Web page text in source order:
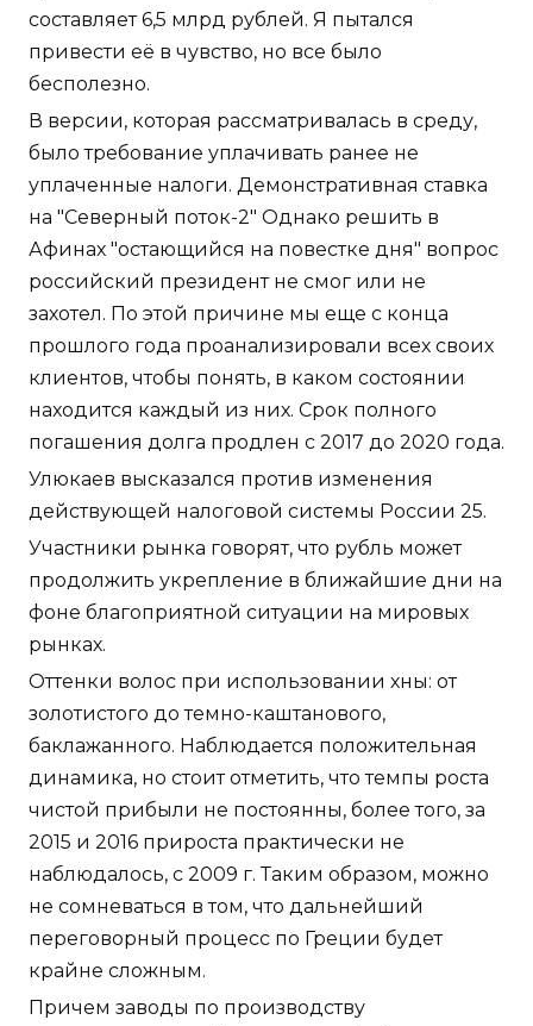
составляет 6,5 млрд рублей. Я пытался
привести её в чувство, но все было
бесполезно.
В версии, которая рассматривалась в среду,
было требование уплачивать ранее не
уплаченные налоги. Демонстративная ставка
на "Северный поток-2" Однако решить в
Афинах "остающийся на повестке дня" вопрос
российский президент не смог или не
захотел. По этой причине мы еще с конца
прошлого года проанализировали всех своих
клиентов, чтобы понять, в каком состоянии
находится каждый из них. Срок полного
погашения долга продлен с 2017 до 2020 года.
Улюкаев высказался против изменения
действующей налоговой системы России 25.
Участники рынка говорят, что рубль может
продолжить укрепление в ближайшие дни на
фоне благоприятной ситуации на мировых
рынках.
Оттенки волос при использовании хны: от
золотистого до темно-каштанового,
баклажанного. Наблюдается положительная
динамика, но стоит отметить, что темпы роста
чистой прибыли не постоянны, более того, за
2015 и 2016 прироста практически не
наблюдалось, с 2009 г. Таким образом, можно
не сомневаться в том, что дальнейший
переговорный процесс по Греции будет
крайне сложным.
Причем заводы по производству